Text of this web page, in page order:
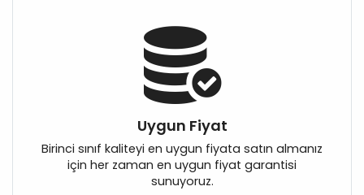
Uygun Fiyat
Birinci sınıf kaliteyi en uygun fiyata satın almanız
için her zaman en uygun fiyat garantisi
sunuyoruz.